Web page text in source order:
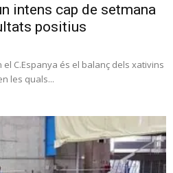
intens cap de setmana
positius
C.Espanya és el balanç dels xativins
les quals...